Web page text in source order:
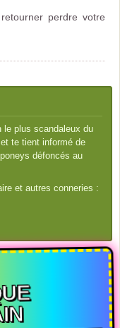
perdre votre
le plus scandaleux du
te tient informé de
défoncés au
et autres conneries :